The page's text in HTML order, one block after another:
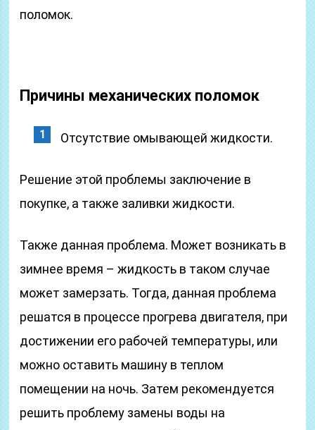
поломок.
Причины механических поломок
Отсутствие омывающей жидкости.
Решение этой проблемы заключение в
покупке, а также заливки жидкости.
Также данная проблема. Может возникать в
зимнее время – жидкость в таком случае
может замерзать. Тогда, данная проблема
решатся в процессе прогрева двигателя, при
достижении его рабочей температуры, или
можно оставить машину в теплом
помещении на ночь. Затем рекомендуется
решить проблему замены воды на